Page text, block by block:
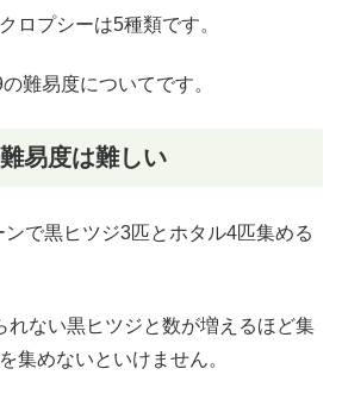
ロプシーは5種類です。
難易度についてです。
易度は難しい
で黒ヒツジ3匹とホタル4匹集める
れない黒ヒツジと数が増えるほど集
集めないといけません。